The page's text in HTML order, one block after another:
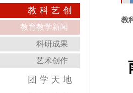
广播电视编导专业
动画专业
数字媒体艺术专业
录音艺术专业
摄影专业
广告学专业
影视摄影与制作专业
基础部
教 科 艺 创
教育教学新闻
科研成果
艺术创作
团 学 天 地
教